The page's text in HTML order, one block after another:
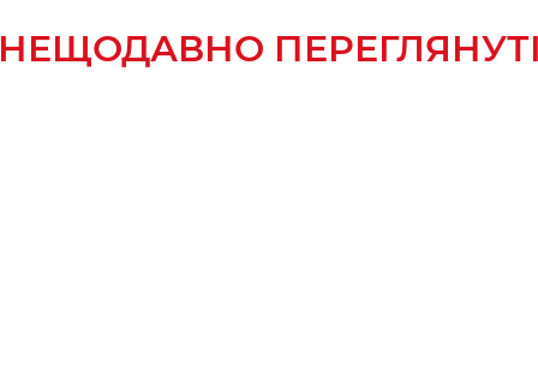
НЕЩОДАВНО